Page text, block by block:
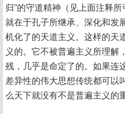
归”的守道精神（见上面注释
就在于孔子所继承、深化和发
机化了的天道主义。这样的天
义的。它不被普遍主义所理解
残，几乎是命定了的。如果连
差异性的伟大思想传统都可以
么天下就没有不是普遍主义的